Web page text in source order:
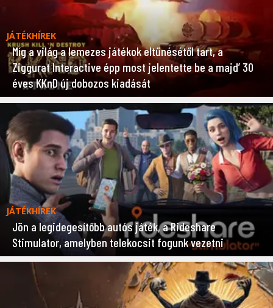
JÁTÉKHÍREK
Míg a világ a lemezes játékok eltűnésétől tart, a
Ziggurat Interactive épp most jelentette be a majd’ 30
éves KKnD új dobozos kiadását
JÁTÉKHÍREK
Jön a legidegesítőbb autós játék, a Rideshare
Stimulator, amelyben telekocsit fogunk vezetni